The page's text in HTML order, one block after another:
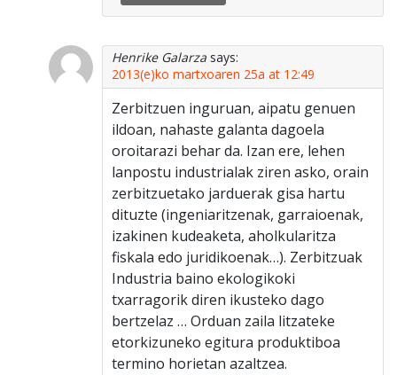
Henrike Galarza says:
2013(e)ko martxoaren 25a at 12:49
Zerbitzuen inguruan, aipatu genuen
ildoan, nahaste galanta dagoela
oroitarazi behar da. Izan ere, lehen
lanpostu industrialak ziren asko, orain
zerbitzuetako jarduerak gisa hartu
dituzte (ingeniaritzenak, garraioenak,
izakinen kudeaketa, aholkularitza
fiskala edo juridikoenak…). Zerbitzuak
Industria baino ekologikoki
txarragorik diren ikusteko dago
bertzelaz … Orduan zaila litzateke
etorkizuneko egitura produktiboa
termino horietan azaltzea.